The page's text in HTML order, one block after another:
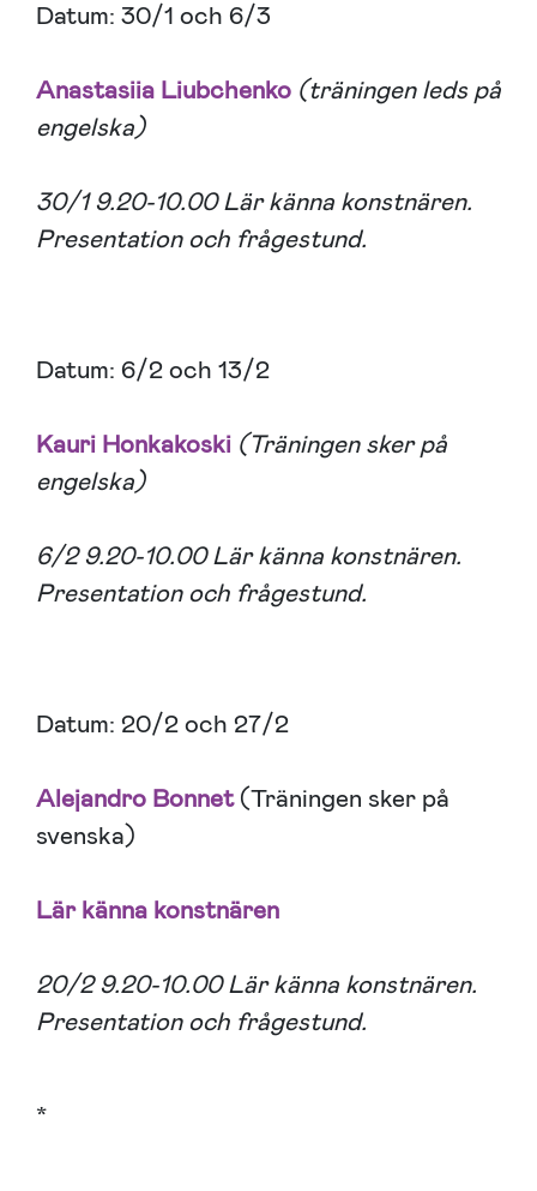
Datum: 30/1 och 6/3
Anastasiia Liubchenko (träningen leds på
engelska)
30/1 9.20-10.00 Lär känna konstnären.
Presentation och frågestund.
Datum: 6/2 och 13/2
Kauri Honkakoski (Träningen sker på
engelska)
6/2 9.20-10.00 Lär känna konstnären.
Presentation och frågestund.
Datum: 20/2 och 27/2
Alejandro Bonnet(Träningen sker på
svenska)
Lär känna konstnären
20/2 9.20-10.00 Lär känna konstnären.
Presentation och frågestund.
*